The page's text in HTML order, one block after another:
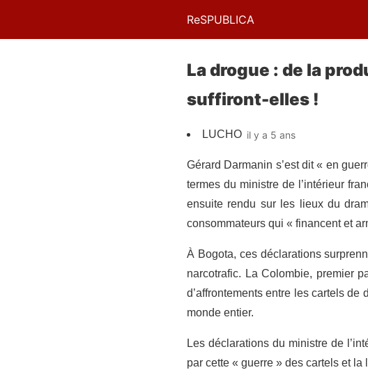
ReSPUBLICA
La drogue : de la
suffiront-elles !
LUCHO il y a 5 ans
Gérard Darmanin s’est dit « en
termes du ministre de l’intérieur
ensuite rendu sur les lieux du
consommateurs qui « financent et
À Bogota, ces déclarations
narcotrafic. La Colombie, premier
d’affrontements entre les cartels
monde entier.
Les déclarations du ministre de
par cette « guerre » des cartels et